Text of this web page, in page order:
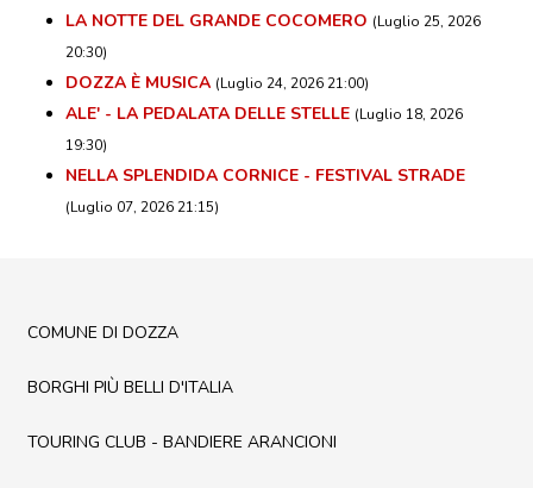
LA NOTTE DEL GRANDE COCOMERO (Luglio 25, 2026
20:30)
DOZZA È MUSICA (Luglio 24, 2026 21:00)
ALE' - LA PEDALATA DELLE STELLE (Luglio 18, 2026
19:30)
NELLA SPLENDIDA CORNICE - FESTIVAL STRADE
(Luglio 07, 2026 21:15)
COMUNE DI DOZZA
BORGHI PIÙ BELLI D'ITALIA
TOURING CLUB - BANDIERE ARANCIONI